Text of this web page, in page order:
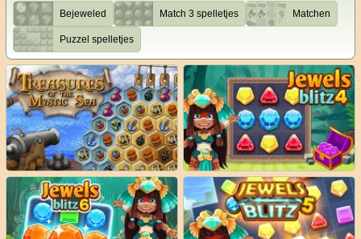
Bejeweled Match 3 spelletjes Matchen
Puzzel spelletjes